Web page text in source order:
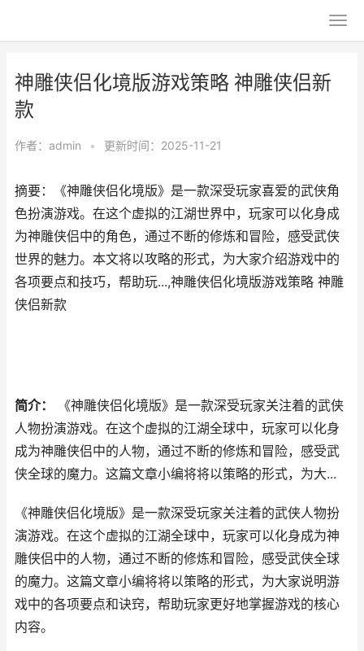
神雕侠侣化境版游戏策略 神雕侠侣新
款
作者： admin • 更新时间：2025-11-21
摘要：《神雕侠侣化境版》是一款深受玩家喜爱的武侠角
色扮演游戏。在这个虚拟的江湖世界中，玩家可以化身成
为神雕侠侣中的角色，通过不断的修炼和冒险，感受武侠
世界的魅力。本文将以攻略的形式，为大家介绍游戏中的
各项要点和技巧，帮助玩...,神雕侠侣化境版游戏策略 神雕
侠侣新款
简介：
《神雕侠侣化境版》是一款深受玩家关注着的武侠
人物扮演游戏。在这个虚拟的江湖全球中，玩家可以化身
成为神雕侠侣中的人物，通过不断的修炼和冒险，感受武
侠全球的魔力。这篇文章小编将将以策略的形式，为大...
《神雕侠侣化境版》是一款深受玩家关注着的武侠人物扮
演游戏。在这个虚拟的江湖全球中，玩家可以化身成为神
雕侠侣中的人物，通过不断的修炼和冒险，感受武侠全球
的魔力。这篇文章小编将将以策略的形式，为大家说明游
戏中的各项要点和诀窍，帮助玩家更好地掌握游戏的核心
内容。